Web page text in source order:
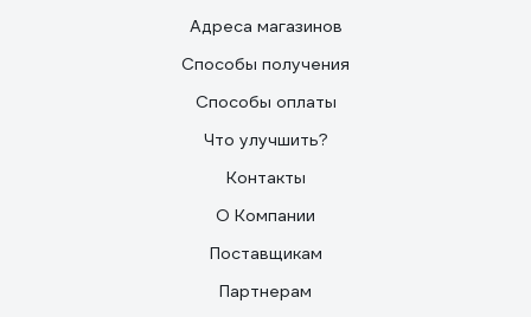
Адреса магазинов
Способы получения
Способы оплаты
Что улучшить?
Контакты
О Компании
Поставщикам
Партнерам